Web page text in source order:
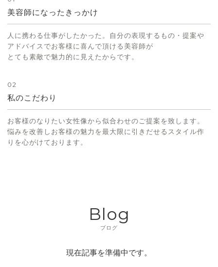
美容師になったきっかけ
人に携わる仕事がしたかった。自分の表現するもの・提案や
アドバイスでお客様に喜んで頂ける美容師が
とても素敵で魅力的に見えたからです。
02
私のこだわり
お客様のなりたい女性像から似合わせのご提案を致します。
悩みを改善しお客様の魅力を最大限に引きだせるスタイル作
りを心がけております。
Blog
ブログ
現在記事を準備中です。